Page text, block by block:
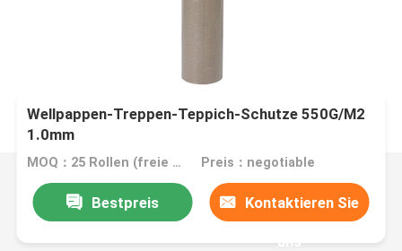
Wellpappen-Treppen-Teppich-Schutze 550G/M2
1.0mm
MOQ：25 Rollen (freie Probe der Größe A4) Preis：negotiable
Bestpreis Kontaktieren Sie
uns